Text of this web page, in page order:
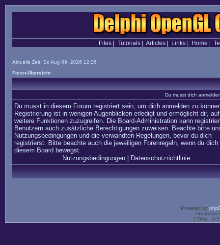
Files| Tutorials| Articles| Links| Home
Aktuelle Zeit: So Aug 09, 2026 12:26
Foren-Übersicht
Du musst dich
Du musst in diesem Forum registriert sein, um dich anmelden zu
Registrierung ist in wenigen Augenblicken erledigt und ermöglicht dir, auf
weitere Funktionen zuzugreifen. Die Board-Administration kann
Benutzern auch zusätzliche Berechtigungen zuweisen. Beachte bitte
Nutzungsbedingungen und die verwandten Regelungen, bevor du dich
registrierst. Bitte beachte auch die jeweiligen Forenregeln, wenn du dich
diesem Board bewegst.
Nutzungsbedingungen| Datenschutzrichtlinie
Powered by
Deutsche
[ Time :